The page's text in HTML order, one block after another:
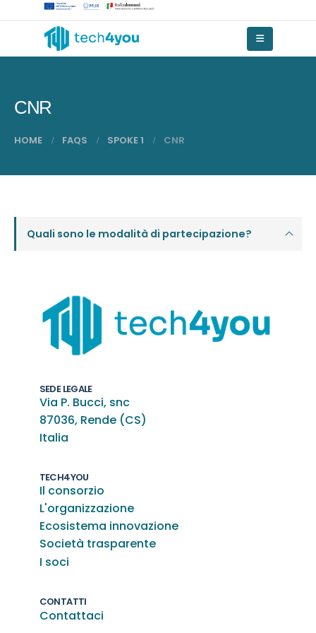
CNR
HOME FAQS SPOKE 1 CNR
Quali sono le modalità di partecipazione?
SEDE LEGALE
Via P. Bucci, snc
87036, Rende (CS)
Italia
TECH4YOU
Il consorzio
L'organizzazione
Ecosistema innovazione
Società trasparente
I soci
CONTATTI
Contattaci